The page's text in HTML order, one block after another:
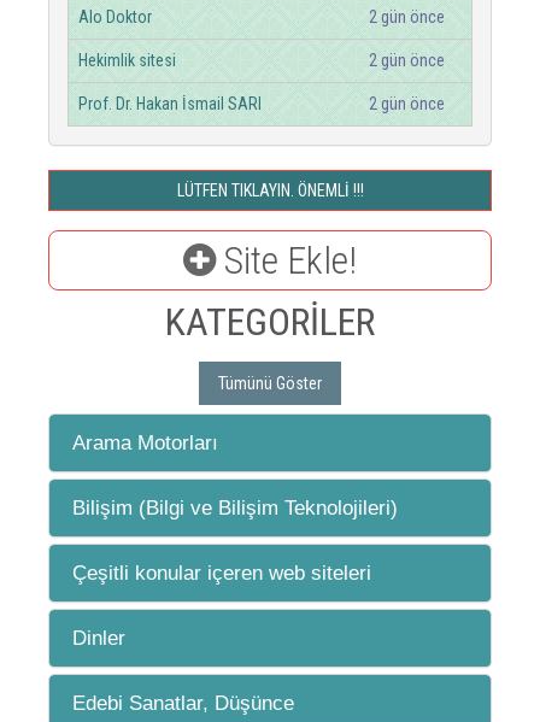
Alo Doktor 2 gün önce
Hekimlik sitesi 2 gün önce
Prof. Dr. Hakan İsmail SARI 2 gün önce
LÜTFEN TIKLAYIN. ÖNEMLİ !!!
Site Ekle!
KATEGORİLER
Tümünü Göster
Arama Motorları
Bilişim (Bilgi ve Bilişim Teknolojileri)
Çeşitli konular içeren web siteleri
Dinler
Edebi Sanatlar, Düşünce